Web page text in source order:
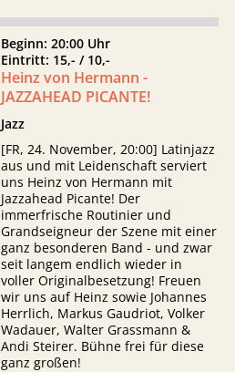
Beginn: 20:00 Uhr
Eintritt: 15,- / 10,-
Heinz von Hermann -
JAZZAHEAD PICANTE!
Jazz
[FR, 24. November, 20:00] Latinjazz
aus und mit Leidenschaft serviert
uns Heinz von Hermann mit
Jazzahead Picante! Der
immerfrische Routinier und
Grandseigneur der Szene mit einer
ganz besonderen Band - und zwar
seit langem endlich wieder in
voller Originalbesetzung! Freuen
wir uns auf Heinz sowie Johannes
Herrlich, Markus Gaudriot, Volker
Wadauer, Walter Grassmann &
Andi Steirer. Bühne frei für diese
ganz großen!